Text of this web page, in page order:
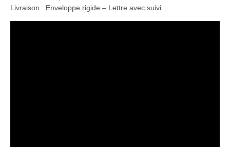
Livraison : Enveloppe rigide – Lettre avec suivi